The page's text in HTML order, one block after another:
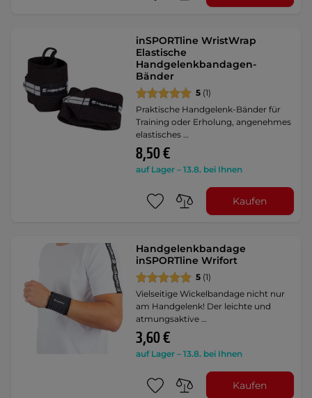
inSPORTline WristWrap
Elastische
Handgelenkbandagen-
Bänder
5 (1)
Praktische Handgelenk-Bänder für
Training oder Erholung, angenehmes
elastisches …
8,50 €
auf Lager – 13.8. bei Ihnen
Kaufen
Handgelenkbandage
inSPORTline Wrifort
5 (1)
Vielseitige Wickelbandage nicht nur
am Handgelenk! Der leichte und
atmungsaktive …
3,60 €
auf Lager – 13.8. bei Ihnen
Kaufen